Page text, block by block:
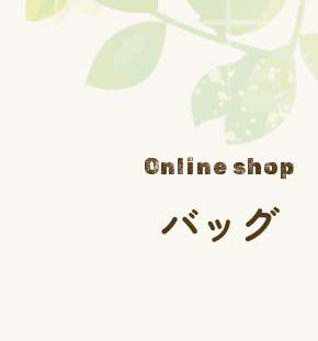
Online shop
バッグ